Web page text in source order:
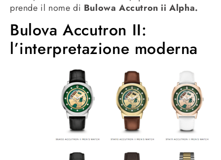
prende il nome di Bulowa Accutron ii Alpha.
Bulova Accutron II:
l’interpretazione moderna